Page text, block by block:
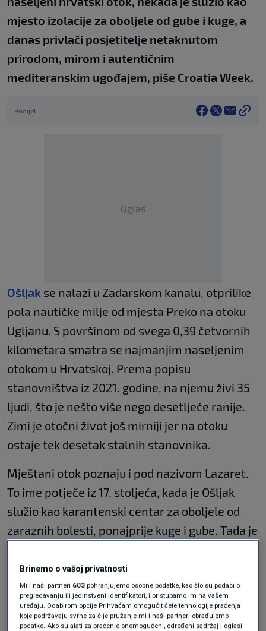
mjesto izolacije za oboljele od gube i kuge, a
danas privlači posjetitelje netaknutom
prirodom, mirom i autentičnim
mediteranskim ugođajem, piše Croatia Week.
Podijeli
Oglas
Ošljak se nalazi u Zadarskom kanalu, otprilike
pola nautičke milje od mjesta Preko na otoku
Ugljanu. S površinom od svega 0,39 četvornih
kilometara smatra se najmanjim naseljenim
otokom u Hrvatskoj. Prema popisu
stanovništva iz 2021. godine, na njemu živi 35
ljudi, što je nešto više nego desetljeće ranije.
Zimi je otočni život još mirniji jer na otoku
ostaje tek desetak stalnih stanovnika.
Mještani otok poznaju i pod nazivom Lazaret.
To ime potječe iz 17. stoljeća, kada je Ošljak
služio kao karantenski centar za oboljele od
zaraznih bolesti, ponajprije kuge i gube. Tada je
zadarskog područja od širenja epidemija.
Brinemo o vašoj privatnosti
Mi i naši partneri 603 pohranjujemo osobne podatke, kao što su podaci o
pregledavanju ili jedinstveni identifikatori, i pristupamo im na vašem
uređaju. Odabirom opcije Prihvaćam omogućit ćete tehnologije praćenja
koje podržavaju svrhe za čije pružanje mi i naši partneri obrađujemo
podatke. Ako su alati za praćenje onemogućeni, određeni sadržaj i oglasi